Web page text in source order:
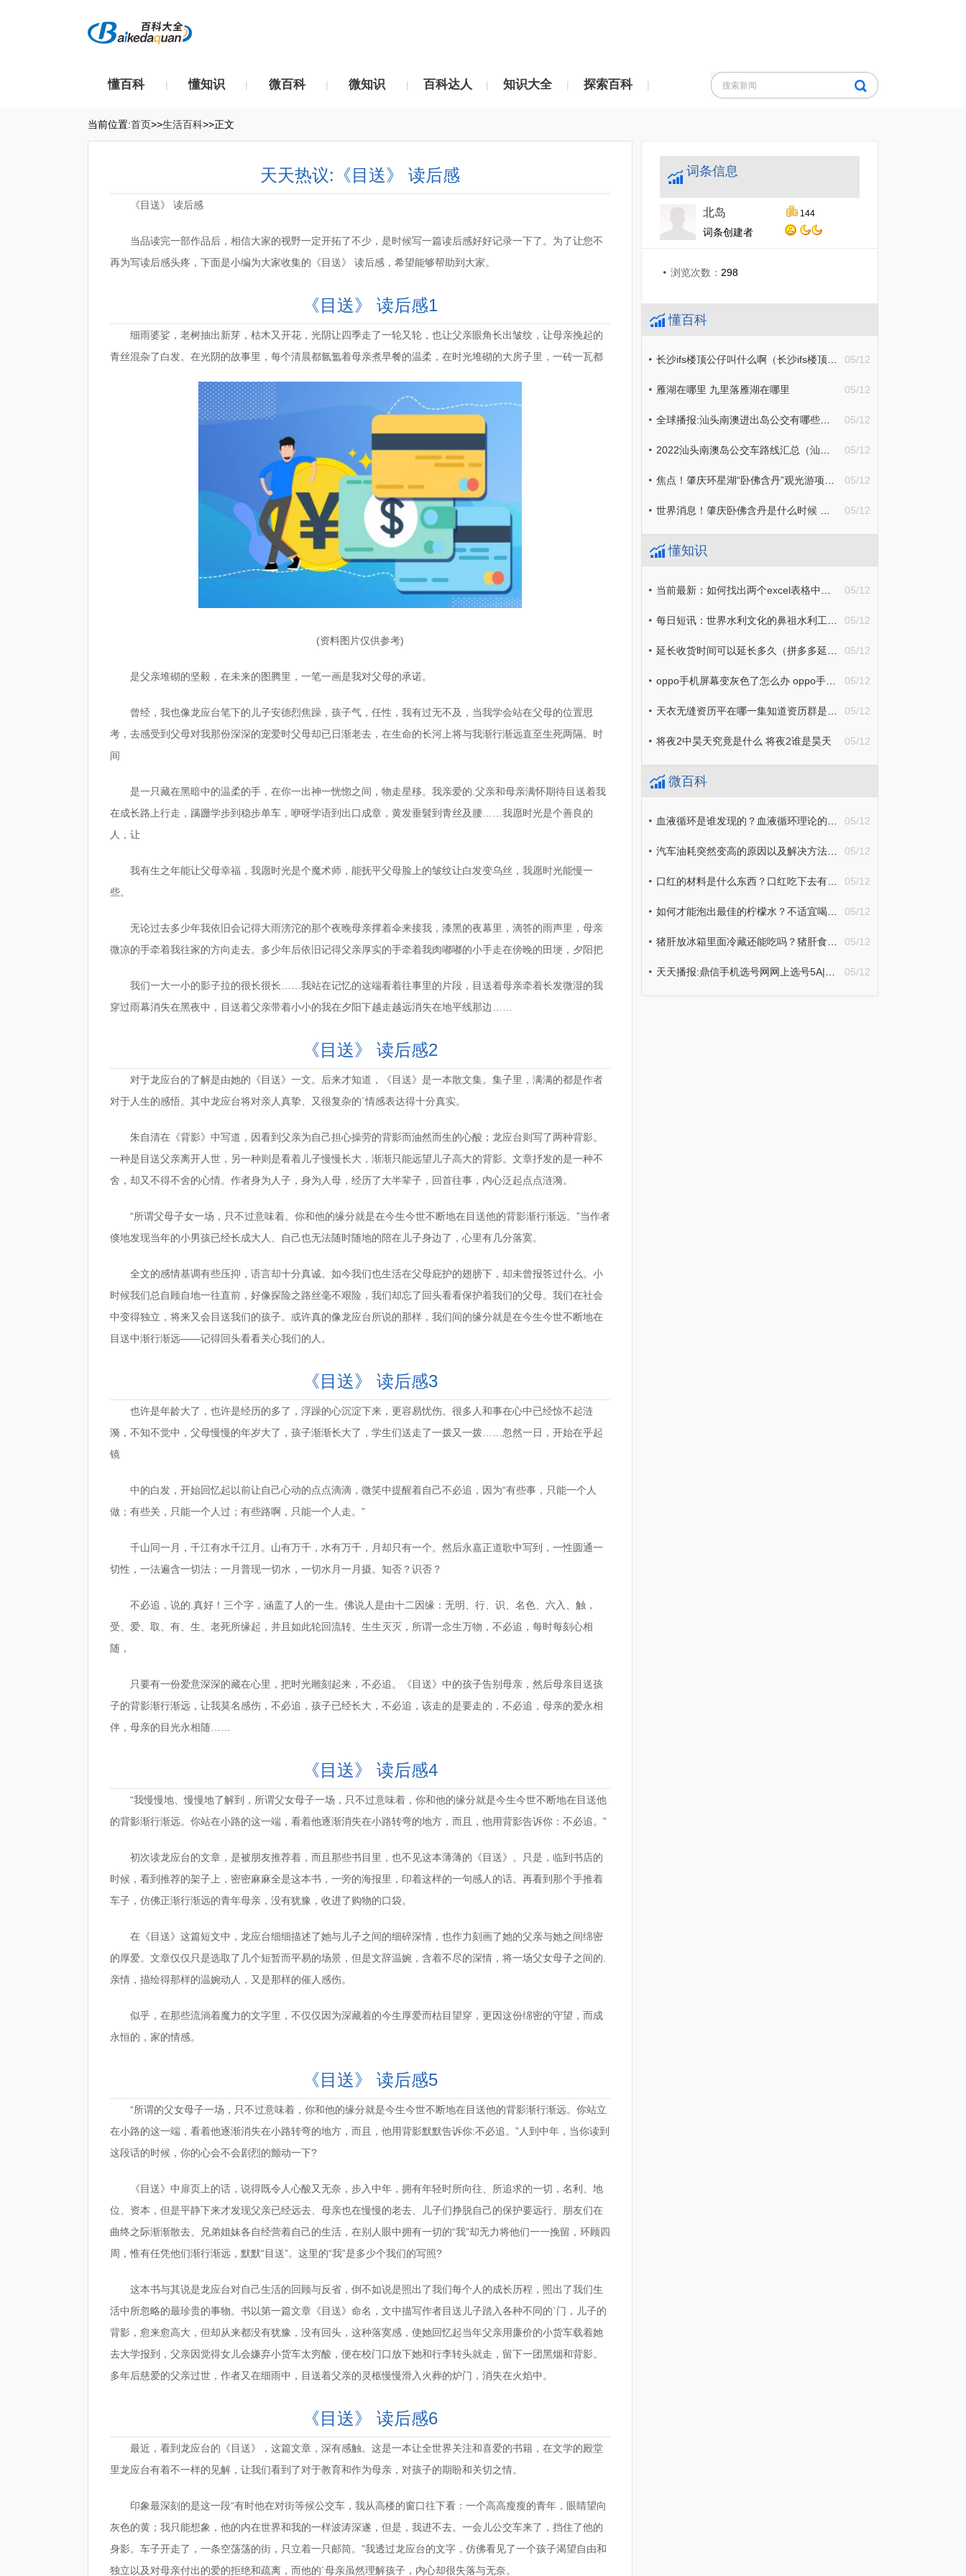
懂百科 | 懂知识 | 微百科 | 微知识 | 百科达人 | 知识大全 | 探索百科 |
当前位置:首页>>生活百科>>正文
天天热议:《目送》 读后感
《目送》 读后感
当品读完一部作品后，相信大家的视野一定开拓了不少，是时候写一篇读后感好好记录一下了。为了让您不
再为写读后感头疼，下面是小编为大家收集的《目送》 读后感，希望能够帮助到大家。
《目送》 读后感1
细雨婆娑，老树抽出新芽，枯木又开花，光阴让四季走了一轮又轮，也让父亲眼角长出皱纹，让母亲挽起的
青丝混杂了白发。在光阴的故事里，每个清晨都氤氲着母亲煮早餐的温柔，在时光堆砌的大房子里，一砖一瓦都
(资料图片仅供参考)
是父亲堆砌的坚毅，在未来的图腾里，一笔一画是我对父母的承诺。
曾经，我也像龙应台笔下的儿子安德烈焦躁，孩子气，任性，我有过无不及，当我学会站在父母的位置思
考，去感受到父母对我那份深深的宠爱时父母却已日渐老去，在生命的长河上将与我渐行渐远直至生死两隔。时
间
是一只藏在黑暗中的温柔的手，在你一出神一恍惚之间，物走星移。我亲爱的.父亲和母亲满怀期待目送着我
在成长路上行走，蹒跚学步到稳步单车，咿呀学语到出口成章，黄发垂髫到青丝及腰……我愿时光是个善良的
人，让
我有生之年能让父母幸福，我愿时光是个魔术师，能抚平父母脸上的皱纹让白发变乌丝，我愿时光能慢一
些。
无论过去多少年我依旧会记得大雨滂沱的那个夜晚母亲撑着伞来接我，漆黑的夜幕里，滴答的雨声里，母亲
微凉的手牵着我往家的方向走去。多少年后依旧记得父亲厚实的手牵着我肉嘟嘟的小手走在傍晚的田埂，夕阳把
我们一大一小的影子拉的很长很长……我站在记忆的这端看着往事里的片段，目送着母亲牵着长发微湿的我
穿过雨幕消失在黑夜中，目送着父亲带着小小的我在夕阳下越走越远消失在地平线那边……
《目送》 读后感2
对于龙应台的了解是由她的《目送》一文。后来才知道，《目送》是一本散文集。集子里，满满的都是作者
对于人生的感悟。其中龙应台将对亲人真挚、又很复杂的`情感表达得十分真实。
朱自清在《背影》中写道，因看到父亲为自己担心操劳的背影而油然而生的心酸；龙应台则写了两种背影。
一种是目送父亲离开人世，另一种则是看着儿子慢慢长大，渐渐只能远望儿子高大的背影。文章抒发的是一种不
舍，却又不得不舍的心情。作者身为人子，身为人母，经历了大半辈子，回首往事，内心泛起点点涟漪。
“所谓父母子女一场，只不过意味着。你和他的缘分就是在今生今世不断地在目送他的背影渐行渐远。”当作者
倏地发现当年的小男孩已经长成大人、自己也无法随时随地的陪在儿子身边了，心里有几分落寞。
全文的感情基调有些压抑，语言却十分真诚。如今我们也生活在父母庇护的翅膀下，却未曾报答过什么。小
时候我们总自顾自地一往直前，好像探险之路丝毫不艰险，我们却忘了回头看看保护着我们的父母。我们在社会
中变得独立，将来又会目送我们的孩子。或许真的像龙应台所说的那样，我们间的缘分就是在今生今世不断地在
目送中渐行渐远——记得回头看看关心我们的人。
《目送》 读后感3
也许是年龄大了，也许是经历的多了，浮躁的心沉淀下来，更容易忧伤。很多人和事在心中已经惊不起涟
漪，不知不觉中，父母慢慢的年岁大了，孩子渐渐长大了，学生们送走了一拨又一拨……忽然一日，开始在乎起
镜
中的白发，开始回忆起以前让自己心动的点点滴滴，微笑中提醒着自己不必追，因为“有些事，只能一个人
做；有些关，只能一个人过；有些路啊，只能一个人走。”
千山同一月，千江有水千江月。山有万千，水有万千，月却只有一个。然后永嘉正道歌中写到，一性圆通一
切性，一法遍含一切法；一月普现一切水，一切水月一月摄。知否？识否？
不必追，说的.真好！三个字，涵盖了人的一生。佛说人是由十二因缘：无明、行、识、名色、六入、触，
受、爱、取、有、生、老死所缘起，并且如此轮回流转、生生灭灭，所谓一念生万物，不必追，每时每刻心相
随，
只要有一份爱意深深的藏在心里，把时光雕刻起来，不必追。《目送》中的孩子告别母亲，然后母亲目送孩
子的背影渐行渐远，让我莫名感伤，不必追，孩子已经长大，不必追，该走的是要走的，不必追，母亲的爱永相
伴，母亲的目光永相随……
《目送》 读后感4
“我慢慢地、慢慢地了解到，所谓父女母子一场，只不过意味着，你和他的缘分就是今生今世不断地在目送他
的背影渐行渐远。你站在小路的这一端，看着他逐渐消失在小路转弯的地方，而且，他用背影告诉你：不必追。”
初次读龙应台的文章，是被朋友推荐着，而且那些书目里，也不见这本薄薄的《目送》。只是，临到书店的
时候，看到推荐的架子上，密密麻麻全是这本书，一旁的海报里，印着这样的一句感人的话。再看到那个手推着
车子，仿佛正渐行渐远的青年母亲，没有犹豫，收进了购物的口袋。
在《目送》这篇短文中，龙应台细细描述了她与儿子之间的细碎深情，也作力刻画了她的父亲与她之间绵密
的厚爱。文章仅仅只是选取了几个短暂而平易的场景，但是文辞温婉，含着不尽的深情，将一场父女母子之间的.
亲情，描绘得那样的温婉动人，又是那样的催人感伤。
似乎，在那些流淌着魔力的文字里，不仅仅因为深藏着的今生厚爱而枯目望穿，更因这份绵密的守望，而成
永恒的，家的情感。
《目送》 读后感5
“所谓的父女母子一场，只不过意味着，你和他的缘分就是今生今世不断地在目送他的背影渐行渐远。你站立
在小路的这一端，看着他逐渐消失在小路转弯的地方，而且，他用背影默默告诉你:不必追。”人到中年，当你读到
这段话的时候，你的心会不会剧烈的颤动一下?
《目送》中扉页上的话，说得既令人心酸又无奈，步入中年，拥有年轻时所向往、所追求的一切，名利、地
位、资本，但是平静下来才发现父亲已经远去、母亲也在慢慢的老去、儿子们挣脱自己的保护要远行、朋友们在
曲终之际渐渐散去、兄弟姐妹各自经营着自己的生活，在别人眼中拥有一切的“我”却无力将他们一一挽留，环顾四
周，惟有任凭他们渐行渐远，默默“目送”。这里的“我”是多少个我们的写照?
这本书与其说是龙应台对自己生活的回顾与反省，倒不如说是照出了我们每个人的成长历程，照出了我们生
活中所忽略的最珍贵的事物。书以第一篇文章《目送》命名，文中描写作者目送儿子踏入各种不同的`门，儿子的
背影，愈来愈高大，但却从来都没有犹豫，没有回头，这种落寞感，使她回忆起当年父亲用廉价的小货车载着她
去大学报到，父亲因觉得女儿会嫌弃小货车太穷酸，便在校门口放下她和行李转头就走，留下一团黑烟和背影。
多年后慈爱的父亲过世，作者又在细雨中，目送着父亲的灵柩慢慢滑入火葬的炉门，消失在火焰中。
《目送》 读后感6
最近，看到龙应台的《目送》，这篇文章，深有感触。这是一本让全世界关注和喜爱的书籍，在文学的殿堂
里龙应台有着不一样的见解，让我们看到了对于教育和作为母亲，对孩子的期盼和关切之情。
印象最深刻的是这一段“有时他在对街等候公交车，我从高楼的窗口往下看：一个高高瘦瘦的青年，眼睛望向
灰色的黄；我只能想象，他的内在世界和我的一样波涛深遂，但是，我进不去。一会儿公交车来了，挡住了他的
身影。车子开走了，一条空荡荡的街，只立着一只邮筒。”我透过龙应台的文字，仿佛看见了一个孩子渴望自由和
独立以及对母亲付出的爱的拒绝和疏离，而他的`母亲虽然理解孩子，内心却很失落与无奈。
词条信息
北岛 144
词条创建者
浏览次数： 298
懂百科
05/12
长沙ifs楼顶公仔叫什么啊（长沙ifs楼顶公仔是什么）|天天播报
05/12
雁湖在哪里 九里落雁湖在哪里
05/12
全球播报:汕头南澳进出岛公交有哪些？（汕头去南澳岛公交）
05/12
2022汕头南澳岛公交车路线汇总（汕头站到南澳岛的公交线）
05/12
焦点！肇庆环星湖“卧佛含丹”观光游项目（肇庆星湖旅游景区）
05/12
世界消息！肇庆卧佛含丹是什么时候 肇庆卧佛含丹是什么时候建造的
懂知识
05/12
当前最新：如何找出两个excel表格中相同的数据（如何找出两个excel表格中相同的数据重复）
05/12
每日短讯：世界水利文化的鼻祖水利工程是什么（世界水利文化的鼻祖水利工程是什么?）
05/12
延长收货时间可以延长多久（拼多多延长收货时间可以延长多久）
05/12
oppo手机屏幕变灰色了怎么办 oppo手机屏幕突然变灰色怎么办_焦点热议
05/12
天衣无缝资历平在哪一集知道资历群是坏蛋的 何时知道资历群是坏蛋|环球快播报
05/12
将夜2中昊天究竟是什么 将夜2谁是昊天
微百科
05/12
血液循环是谁发现的？血液循环理论的起源介绍
05/12
汽车油耗突然变高的原因以及解决方法 如何才能降低汽车油耗？
05/12
口红的材料是什么东西？口红吃下去有毒吗？
05/12
如何才能泡出最佳的柠檬水？不适宜喝柠檬水的人群有哪些？
05/12
猪肝放冰箱里面冷藏还能吃吗？猪肝食用注意事项介绍
05/12
天天播报:鼎信手机选号网网上选号5A|AABA|AAA6666|8888各类号码精选